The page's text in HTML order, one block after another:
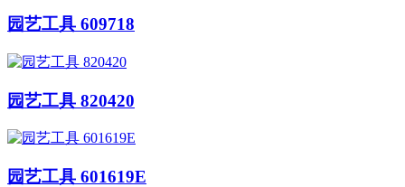
园艺工具 609718
园艺工具 820420
园艺工具 601619E